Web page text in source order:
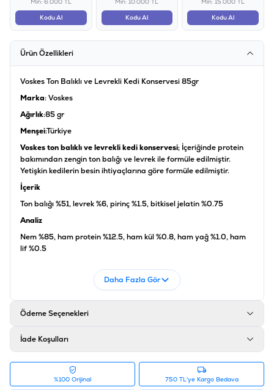
Min: 6.000 TL
Kodu Al
Min: 10.000 TL
Kodu Al
Min: 15.000 TL
Kodu Al
Ürün Özellikleri
Voskes Ton Balıklı ve Levrekli Kedi Konservesi 85gr
Marka: Voskes
Ağırlık:85 gr
Menşei:Türkiye
Voskes ton balıklı ve levrekli kedi konservesi; İçeriğinde protein
bakımından zengin ton balığı ve levrek ile formüle edilmiştir.
Yetişkin kedilerin besin ihtiyaçlarına göre formüle edilmiştir.
İçerik
Ton balığı %51, levrek %6, pirinç %1.5, bitkisel jelatin %0.75
Analiz
Nem %85, ham protein %12.5, ham kül %0.8, ham yağ %1.0, ham
lif %0.5
:
8711242016170
Daha Fazla Gör
Ödeme Seçenekleri
İade Koşulları
%100 Orijinal 750 TL'ye Kargo Bedava